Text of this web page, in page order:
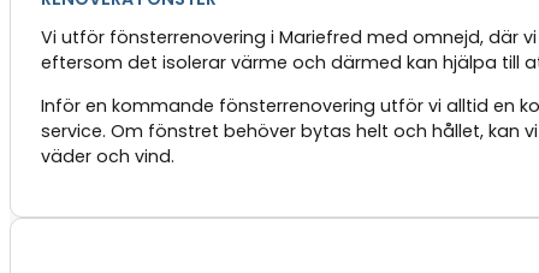
Vi utför fönsterrenovering i Mariefred med omnejd, där
eftersom det isolerar värme och därmed kan hjälpa till
Inför en kommande fönsterrenovering utför vi alltid en
service. Om fönstret behöver bytas helt och hållet,
väder och vind.